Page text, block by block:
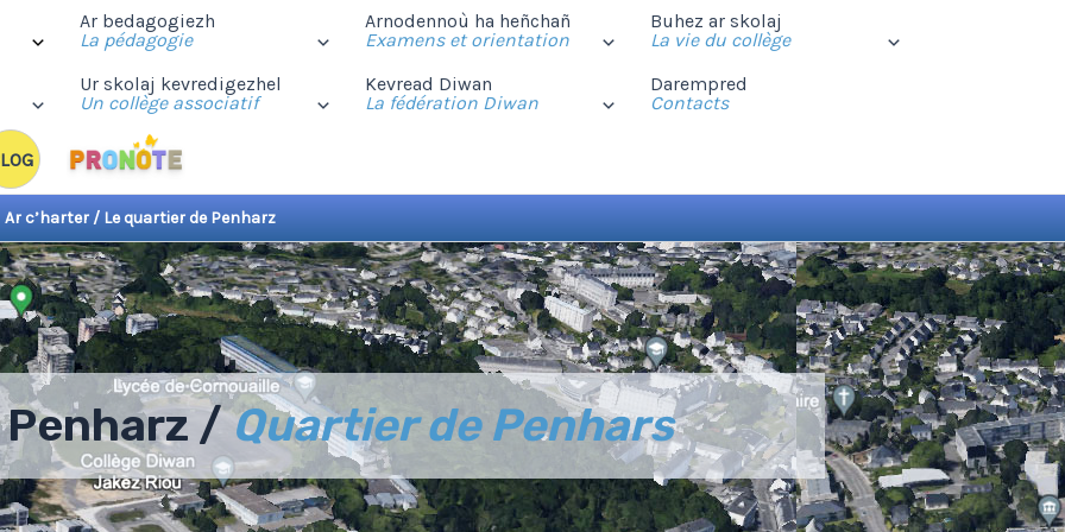
Ar bedagogiezh
La pédagogie
Arnodennoù ha heñchañ
Examens et orientation
Buhez ar skolaj
La vie du collège
Ur skolaj kevredigezhel
Un collège associatif
Kevread Diwan
La fédération Diwan
Darempred
Contacts
Ar c’harter / Le quartier de Penharz
/Quartier de Penhars